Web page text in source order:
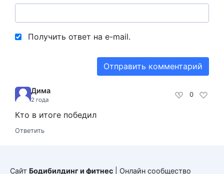
Получить ответ на e-mail.
Дима
2 года
0
Кто в итоге победил
Ответить
Сайт Бодибилдинг и фитнес | Онлайн сообщество